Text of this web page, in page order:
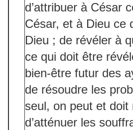
d’attribuer à César
César, et à Dieu ce
Dieu ; de révéler à
ce qui doit être
bien-être futur des
de résoudre les
seul, on peut et doit
d’atténuer les